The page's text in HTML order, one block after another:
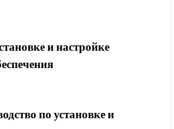
и настройке
по установке и